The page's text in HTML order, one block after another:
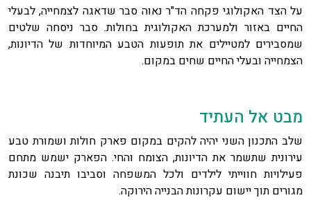
על הצד האקולוגי פקחה הד"ר נאוה סבר שדאגה לצמחייה, לבעלי
החיים באזור ולמערכת האקולוגית בחולות. סבר ניסחה שלטים
שמסבירים למטיילים את תופעות הטבע המיוחדות של הדיונות,
הצמחייה ובעלי החיים שחים במקום.
מבט אל העתיד
שלב התכנון השני יהיה להקים במקום פארק חולות ושמורת טבע
עירונית שתשמר את הדיונות, הצומח והחי. הפארק ישמש מתחם
פעילויות חווייתי לילדים ולכל המשפחה וסביבו תיבנה שכונת
מגורים תוך יישום עקרונות הבנייה הירוקה.